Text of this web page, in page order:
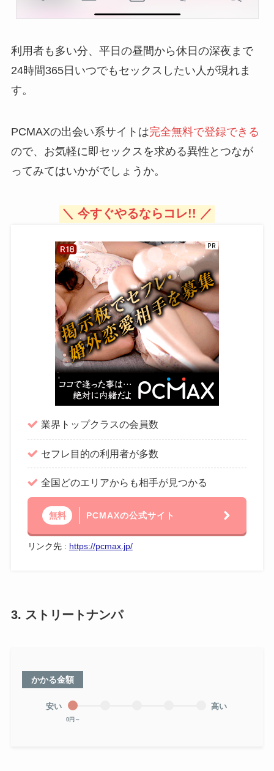
利用者も多い分、平日の昼間から休日の深夜まで
24時間365日いつでもセックスしたい人が現れま
す。
PCMAXの出会い系サイトは完全無料で登録できる
ので、お気軽に即セックスを求める異性とつなが
ってみてはいかがでしょうか。
＼ 今すぐやるならコレ!! ／
業界トップクラスの会員数
セフレ目的の利用者が多数
全国どのエリアからも相手が見つかる
無料 PCMAXの公式サイト
リンク先 : https://pcmax.jp/
3. ストリートナンパ
かかる金額
安い
0円～
高い